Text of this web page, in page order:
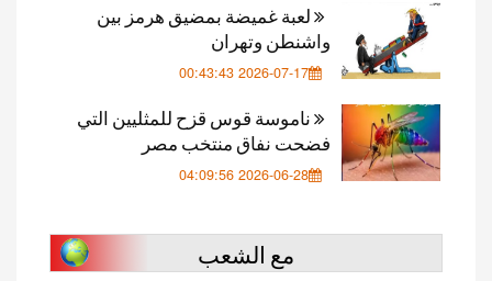
لعبة غميضة بمضيق هرمز بين
واشنطن وتهران
2026-07-17 00:43:43
ناموسة قوس قزح للمثليين التي
فضحت نفاق منتخب مصر
2026-06-28 04:09:56
مع الشعب